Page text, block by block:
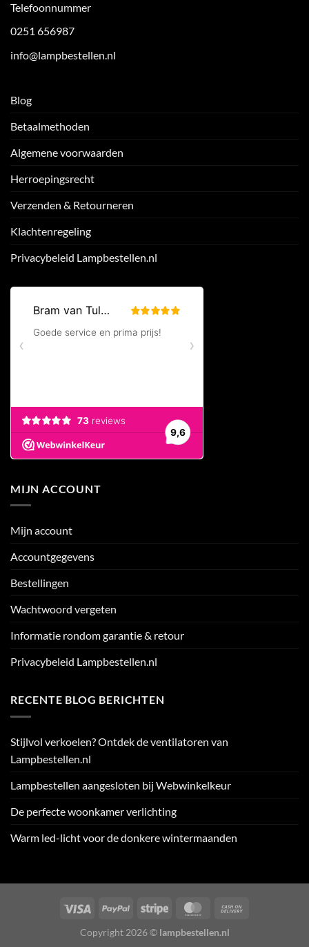
Telefoonnummer
0251 656987
info@lampbestellen.nl
Blog
Betaalmethoden
Algemene voorwaarden
Herroepingsrecht
Verzenden & Retourneren
Klachtenregeling
Privacybeleid Lampbestellen.nl
MIJN ACCOUNT
Mijn account
Accountgegevens
Bestellingen
Wachtwoord vergeten
Informatie rondom garantie & retour
Privacybeleid Lampbestellen.nl
RECENTE BLOG BERICHTEN
Stijlvol verkoelen? Ontdek de ventilatoren van
Lampbestellen.nl
Lampbestellen aangesloten bij Webwinkelkeur
De perfecte woonkamer verlichting
Warm led-licht voor de donkere wintermaanden
Visa PayPal Stripe MasterCard
Copyright 2026 © lampbestellen.nl